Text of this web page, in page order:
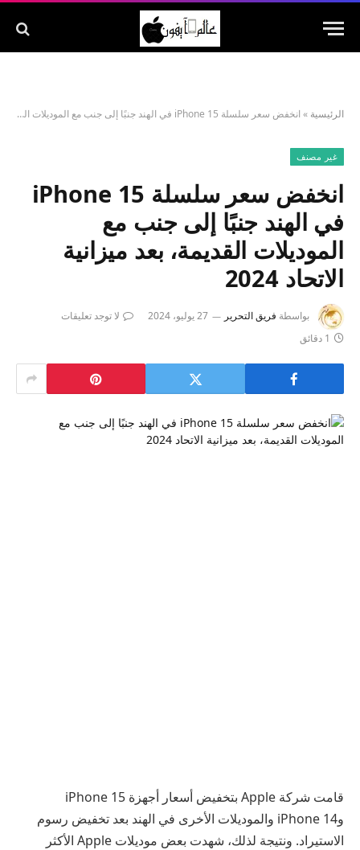
الرئيسية » انخفض سعر سلسلة iPhone 15 في الهند جنبًا إلى جنب مع الموديلات القديمة، بعد ميزانية الاتحاد 2024
غير مصنف
انخفض سعر سلسلة iPhone 15
في الهند جنبًا إلى جنب مع
الموديلات القديمة، بعد ميزانية
الاتحاد 2024
بواسطة فريق التحرير 27 يوليو، 2024
لا توجد تعليقات
1 دقائق
قامت شركة Apple بتخفيض أسعار أجهزة iPhone 15
وiPhone 14 والموديلات الأخرى في الهند بعد تخفيض رسوم
الاستيراد. ونتيجة لذلك، شهدت بعض موديلات Apple الأكثر